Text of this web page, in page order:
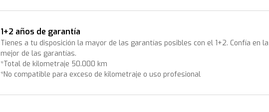
1+2 años de garantía
Tienes a tu disposición la mayor de las garantías posibles con el 1+2. Confía en la
mejor de las garantías.
*Total de kilometraje 50.000 km
*No compatible para exceso de kilometraje o uso profesional